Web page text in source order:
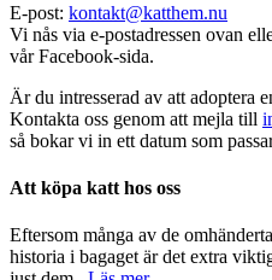
E-post: kontakt@katthem.nu
Vi nås via e-postadressen ovan
vår Facebook-sida.
Är du intresserad av att adoptera
Kontakta oss genom att mejla till
så bokar vi in ett datum som
Att köpa katt hos oss
Eftersom många av de
historia i bagaget är det extra